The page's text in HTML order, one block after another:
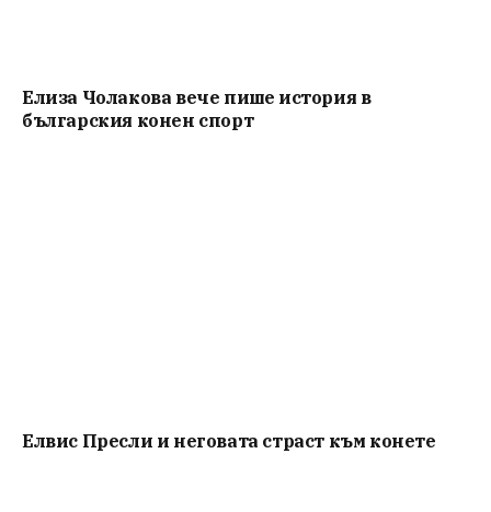
Елиза Чолакова вече пише история в
българския конен спорт
Елвис Пресли и неговата страст към конете